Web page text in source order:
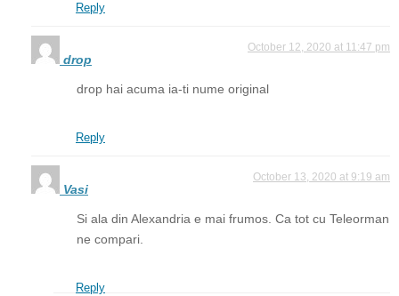
Reply
drop
October 12, 2020 at 11:47 pm
drop hai acuma ia-ti nume original
Reply
Vasi
October 13, 2020 at 9:19 am
Si ala din Alexandria e mai frumos. Ca tot cu Teleorman
ne compari.
Reply